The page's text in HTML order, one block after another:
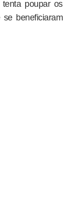
poupar os
beneficiaram